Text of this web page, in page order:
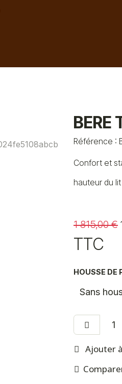
BERE
Référence :
​Confort et
hauteur du
1 815,00€
TTC
HOUSSE DE
Ajouter